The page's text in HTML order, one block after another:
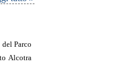
Parco
Alcotra